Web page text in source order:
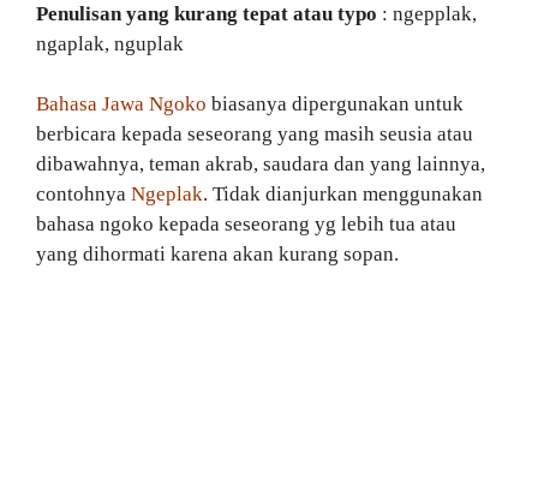
Penulisan yang kurang tepat atau typo : ngepplak,
ngaplak, nguplak
Bahasa Jawa Ngoko biasanya dipergunakan untuk
berbicara kepada seseorang yang masih seusia atau
dibawahnya, teman akrab, saudara dan yang lainnya,
contohnya Ngeplak. Tidak dianjurkan menggunakan
bahasa ngoko kepada seseorang yg lebih tua atau
yang dihormati karena akan kurang sopan.